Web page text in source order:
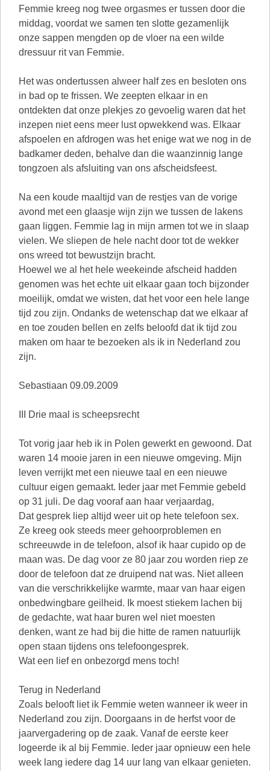
Femmie kreeg nog twee orgasmes er tussen door die
middag, voordat we samen ten slotte gezamenlijk
onze sappen mengden op de vloer na een wilde
dressuur rit van Femmie.
Het was ondertussen alweer half zes en besloten ons
in bad op te frissen. We zeepten elkaar in en
ontdekten dat onze plekjes zo gevoelig waren dat het
inzepen niet eens meer lust opwekkend was. Elkaar
afspoelen en afdrogen was het enige wat we nog in de
badkamer deden, behalve dan die waanzinnig lange
tongzoen als afsluiting van ons afscheidsfeest.
Na een koude maaltijd van de restjes van de vorige
avond met een glaasje wijn zijn we tussen de lakens
gaan liggen. Femmie lag in mijn armen tot we in slaap
vielen. We sliepen de hele nacht door tot de wekker
ons wreed tot bewustzijn bracht.
Hoewel we al het hele weekeinde afscheid hadden
genomen was het echte uit elkaar gaan toch bijzonder
moeilijk, omdat we wisten, dat het voor een hele lange
tijd zou zijn. Ondanks de wetenschap dat we elkaar af
en toe zouden bellen en zelfs beloofd dat ik tijd zou
maken om haar te bezoeken als ik in Nederland zou
zijn.
Sebastiaan 09.09.2009
III Drie maal is scheepsrecht
Tot vorig jaar heb ik in Polen gewerkt en gewoond. Dat
waren 14 mooie jaren in een nieuwe omgeving. Mijn
leven verrijkt met een nieuwe taal en een nieuwe
cultuur eigen gemaakt. Ieder jaar met Femmie gebeld
op 31 juli. De dag vooraf aan haar verjaardag,
Dat gesprek liep altijd weer uit op hete telefoon sex.
Ze kreeg ook steeds meer gehoorproblemen en
schreeuwde in de telefoon, alsof ik haar cupido op de
maan was. De dag voor ze 80 jaar zou worden riep ze
door de telefoon dat ze druipend nat was. Niet alleen
van die verschrikkelijke warmte, maar van haar eigen
onbedwingbare geilheid. Ik moest stiekem lachen bij
de gedachte, wat haar buren wel niet moesten
denken, want ze had bij die hitte de ramen natuurlijk
open staan tijdens ons telefoongesprek.
Wat een lief en onbezorgd mens toch!
Terug in Nederland
Zoals belooft liet ik Femmie weten wanneer ik weer in
Nederland zou zijn. Doorgaans in de herfst voor de
jaarvergadering op de zaak. Vanaf de eerste keer
logeerde ik al bij Femmie. Ieder jaar opnieuw een hele
week lang iedere dag 14 uur lang van elkaar genieten.